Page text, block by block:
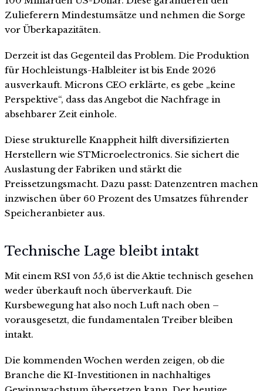
Zulieferern Mindestumsätze und nehmen die Sorge
vor Überkapazitäten.
Derzeit ist das Gegenteil das Problem. Die Produktion
für Hochleistungs-Halbleiter ist bis Ende 2026
ausverkauft. Microns CEO erklärte, es gebe „keine
Perspektive“, dass das Angebot die Nachfrage in
absehbarer Zeit einhole.
Diese strukturelle Knappheit hilft diversifizierten
Herstellern wie STMicroelectronics. Sie sichert die
Auslastung der Fabriken und stärkt die
Preissetzungsmacht. Dazu passt: Datenzentren machen
inzwischen über 60 Prozent des Umsatzes führender
Speicheranbieter aus.
Technische Lage bleibt intakt
Mit einem RSI von 55,6 ist die Aktie technisch gesehen
weder überkauft noch überverkauft. Die
Kursbewegung hat also noch Luft nach oben –
vorausgesetzt, die fundamentalen Treiber bleiben
intakt.
Die kommenden Wochen werden zeigen, ob die
Branche die KI-Investitionen in nachhaltiges